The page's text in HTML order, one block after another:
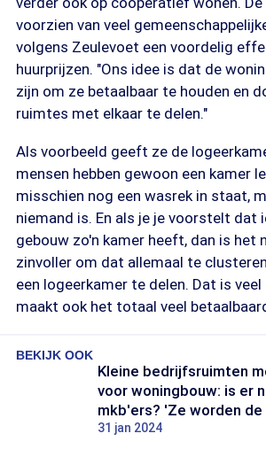
voorzien van veel
volgens Zeulevoet een voordelig
huurprijzen. "Ons idee is dat de
zijn om ze betaalbaar te houden en
ruimtes met elkaar te delen."
Als voorbeeld geeft ze de
mensen hebben gewoon een kamer
misschien nog een wasrek in staat,
niemand is. En als je je voorstelt dat
gebouw zo'n kamer heeft, dan is het
zinvoller om dat allemaal te
een logeerkamer te delen. Dat is
maakt ook het totaal veel
BEKIJK OOK
Kleine bedrijfsruimten
voor woningbouw: is er
mkb'ers? 'Ze worden
31 jan 2024